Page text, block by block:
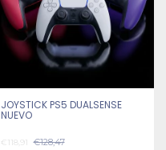
JOYSTICK PS5 DUALSENSE
NUEVO
€118,91 €128,47